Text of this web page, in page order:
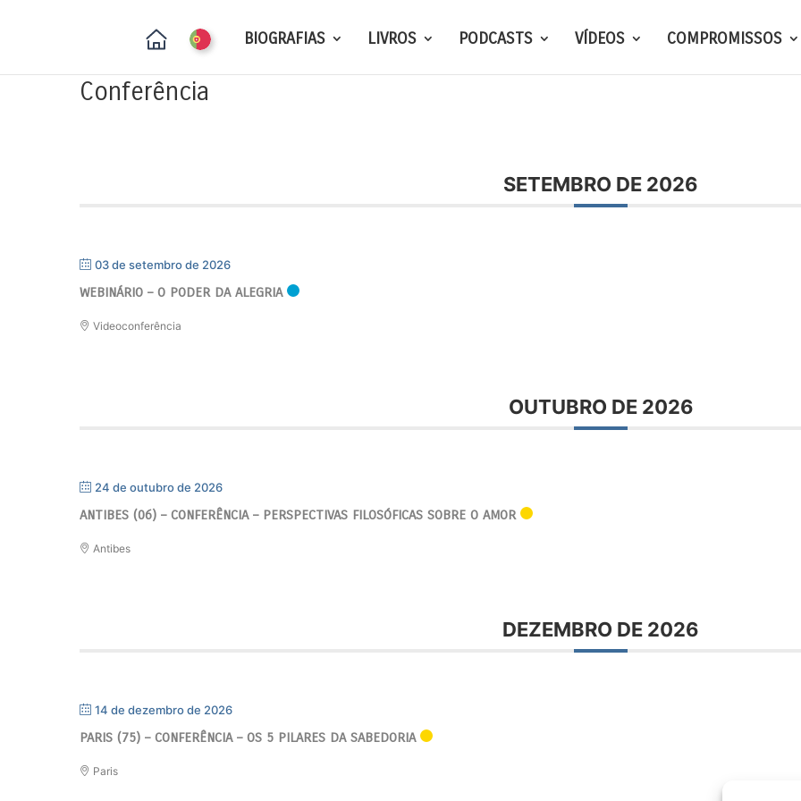
BIOGRAFIAS LIVROS PODCASTS VÍDEOS COMPROMISSOS
Conferência
SETEMBRO DE 2026
03 de setembro de 2026
WEBINÁRIO – O PODER DA ALEGRIA
Videoconferência
OUTUBRO DE 2026
24 de outubro de 2026
ANTIBES (06) – CONFERÊNCIA – PERSPECTIVAS FILOSÓFICAS SOBRE O AMOR
Antibes
DEZEMBRO DE 2026
14 de dezembro de 2026
PARIS (75) – CONFERÊNCIA – OS 5 PILARES DA SABEDORIA
Paris